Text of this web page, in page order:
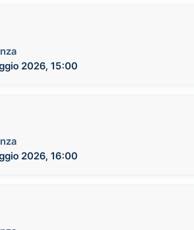
2026, 15:00
2026, 16:00